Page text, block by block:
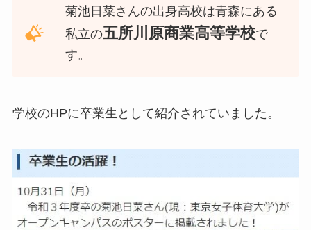
菊池日菜さんの出身高校は青森にある
私立の五所川原商業高等学校で
す。
学校のHPに卒業生として紹介されていました。